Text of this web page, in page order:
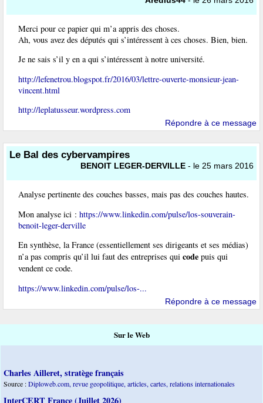
Merci pour ce papier qui m’a appris des choses.
Ah, vous avez des députés qui s’intéressent à ces choses. Bien, bien.
Je ne sais s’il y en a qui s’intéressent à notre université.
http://lefenetrou.blogspot.fr/2016/03/lettre-ouverte-monsieur-jean-
vincent.html
http://leplatusseur.wordpress.com
Répondre à ce message
Le Bal des cybervampires
BENOIT LEGER-DERVILLE - le 25 mars 2016
Analyse pertinente des couches basses, mais pas des couches hautes.
Mon analyse ici : https://www.linkedin.com/pulse/los-souverain-
benoit-leger-derville
En synthèse, la France (essentiellement ses dirigeants et ses médias)
n’a pas compris qu’il lui faut des entreprises qui code puis qui
vendent ce code.
https://www.linkedin.com/pulse/los-...
Répondre à ce message
Sur le Web
Charles Ailleret, stratège français
Source :Diploweb.com, revue geopolitique, articles, cartes, relations internationales
InterCERT France (Juillet 2026)